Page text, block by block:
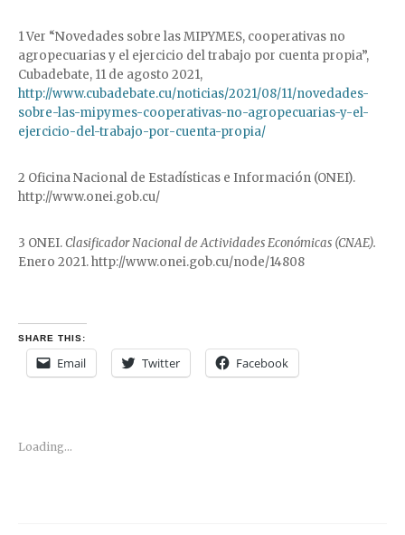
1 Ver “Novedades sobre las MIPYMES, cooperativas no
agropecuarias y el ejercicio del trabajo por cuenta propia”,
Cubadebate, 11 de agosto 2021,
http://www.cubadebate.cu/noticias/2021/08/11/novedades-
sobre-las-mipymes-cooperativas-no-agropecuarias-y-el-
ejercicio-del-trabajo-por-cuenta-propia/
2 Oficina Nacional de Estadísticas e Información (ONEI).
http://www.onei.gob.cu/
3 ONEI.Clasificador Nacional de Actividades Económicas (CNAE).
Enero 2021. http://www.onei.gob.cu/node/14808
SHARE THIS:
Email Twitter Facebook
Loading...